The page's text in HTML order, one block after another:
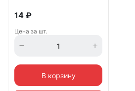
14 ₽
Цена за шт.
В корзину